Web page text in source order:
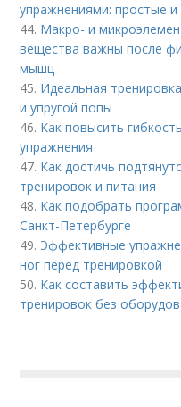
упражнениями: простые
44. Макро- и
вещества важны после
мышц
45. Идеальная
и упругой попы
46. Как повысить
упражнения
47. Как достичь
тренировок и питания
48. Как подобрать
Санкт-Петербурге
49. Эффективные
ног перед тренировкой
50. Как составить
тренировок без